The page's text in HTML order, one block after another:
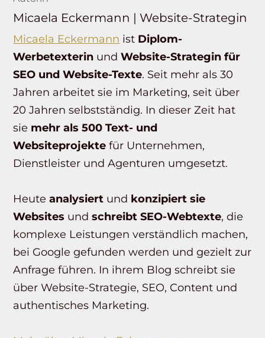
Micaela Eckermann | Website-Strategin
Micaela Eckermann ist Diplom-
Werbetexterin undWebsite-Strategin für
SEO und Website-Texte. Seit mehr als 30
Jahren arbeitet sie im Marketing, seit über
20 Jahren selbstständig. In dieser Zeit hat
sie mehr als 500 Text- und
Websiteprojektefür Unternehmen,
Dienstleister und Agenturen umgesetzt.
Heuteanalysiert und konzipiert sie
Websites undschreibt SEO-Webtexte, die
komplexe Leistungen verständlich machen,
bei Google gefunden werden und gezielt zur
Anfrage führen. In ihrem Blog schreibt sie
über Website-Strategie, SEO, Content und
authentisches Marketing.